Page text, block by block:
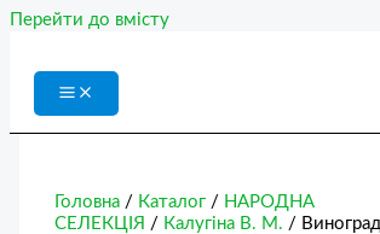
Перейти до вмісту
Головна / Каталог / НАРОДНА
СЕЛЕКЦІЯ / Калугіна В. М. /